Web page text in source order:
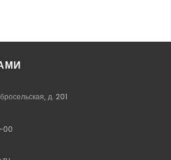
д. 201
00